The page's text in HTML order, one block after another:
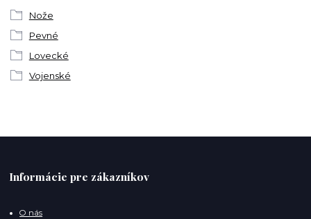
Nože
Pevné
Lovecké
Vojenské
Informácie pre zákazníkov
O nás